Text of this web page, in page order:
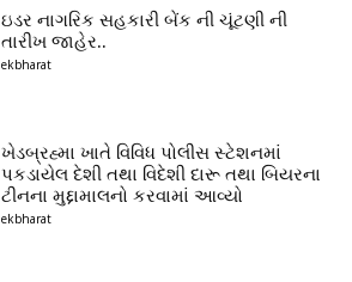
ઇડર નાગરિક સહકારી બેંક ની ચૂંટણી ની
તારીખ જાહેર..
ekbharat
ખેડબ્રહ્મા ખાતે વિવિધ પોલીસ સ્ટેશનમાં
પકડાયેલ દેશી તથા વિદેશી દારૂ તથા બિયરના
ટીનના મુદ્દામાલનો કરવામાં આવ્યો
ekbharat